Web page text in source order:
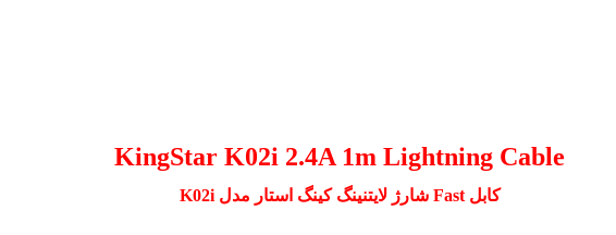
KingStar K02i 2.4A 1m Lightning Cable
کابل Fast شارژ لایتنینگ کینگ استار مدل K02i